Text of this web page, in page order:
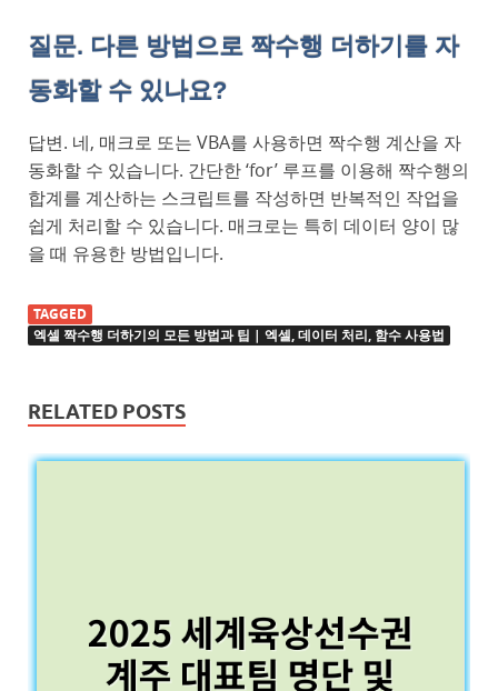
질문. 다른 방법으로 짝수행 더하기를 자
동화할 수 있나요?
답변. 네, 매크로 또는 VBA를 사용하면 짝수행 계산을 자
동화할 수 있습니다. 간단한 ‘for’ 루프를 이용해 짝수행의
합계를 계산하는 스크립트를 작성하면 반복적인 작업을
쉽게 처리할 수 있습니다. 매크로는 특히 데이터 양이 많
을 때 유용한 방법입니다.
TAGGED
엑셀 짝수행 더하기의 모든 방법과 팁 | 엑셀, 데이터 처리, 함수 사용법
RELATED POSTS